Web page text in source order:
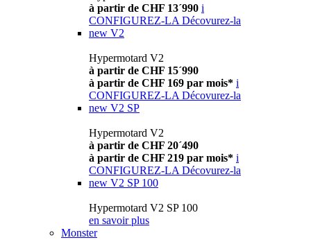
à partir de CHF 13´990 i
CONFIGUREZ-LA Décovurez-la
new V2
Hypermotard V2
à partir de CHF 15´990
à partir de CHF 169 par mois* i
CONFIGUREZ-LA Décovurez-la
new V2 SP
Hypermotard V2
à partir de CHF 20´490
à partir de CHF 219 par mois* i
CONFIGUREZ-LA Décovurez-la
new V2 SP 100
Hypermotard V2 SP 100
en savoir plus
Monster